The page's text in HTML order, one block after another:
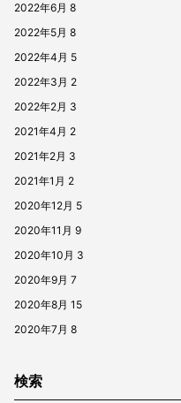
2022年6月 8
2022年5月 8
2022年4月 5
2022年3月 2
2022年2月 3
2021年4月 2
2021年2月 3
2021年1月 2
2020年12月 5
2020年11月 9
2020年10月 3
2020年9月 7
2020年8月 15
2020年7月 8
検索